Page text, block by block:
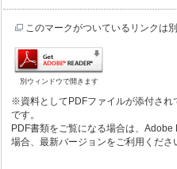
このマークがついているリンクは
別ウィンドウで開きます
※資料としてPDFファイルが添付され
です。
PDF書類をご覧になる場合は、
場合、最新バージョンをご利用くださ